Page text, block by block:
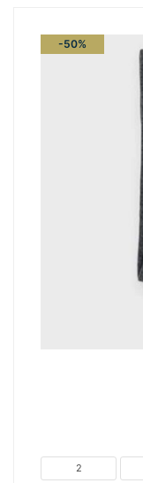
-50%
2